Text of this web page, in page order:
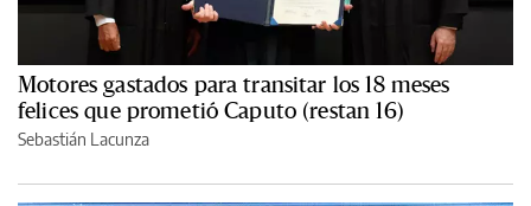
Motores gastados para transitar los 18 meses
felices que prometió Caputo (restan 16)
Sebastián Lacunza